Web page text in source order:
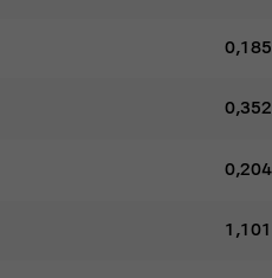
0,185